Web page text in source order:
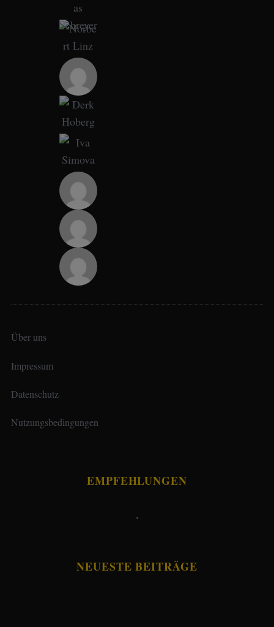
Über uns
Impressum
Datenschutz
Nutzungsbedingungen
EMPFEHLUNGEN
.
NEUESTE BEITRÄGE